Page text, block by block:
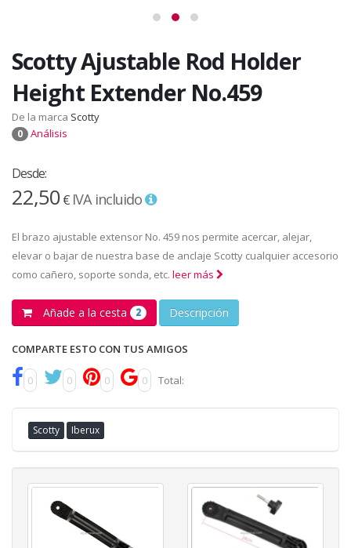
Scotty Ajustable Rod Holder
Height Extender No.459
De la marca Scotty
0 Análisis
Desde:
22,50€ IVA incluido
El brazo ajustable extensor No. 459 nos permite acercar, alejar,
elevar o bajar de nuestra base de anclaje Scotty cualquier accesorio
como cañero, soporte sonda, etc. leer más
Añade a la cesta 2 Descripción
COMPARTE ESTO CON TUS AMIGOS
0 0 0 0 Total:
Scotty Iberux